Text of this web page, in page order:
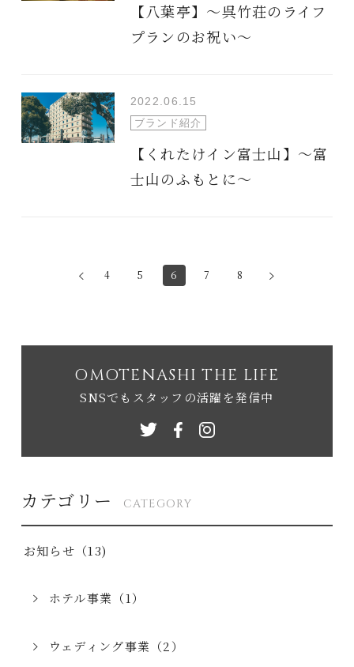
【八葉亭】～呉竹荘のライフ
プランのお祝い～
2022.06.15
ブランド紹介
【くれたけイン富士山】～富
士山のふもとに～
4 5 6 7 8
OMOTENASHI THE LIFE
SNSでもスタッフの活躍を発信中
カテゴリー CATEGORY
お知らせ（13)
ホテル事業（1）
ウェディング事業（2）